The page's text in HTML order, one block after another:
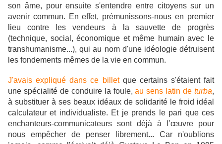
son âme, pour ensuite s'entendre entre citoyens sur un
avenir commun. En effet, prémunissons-nous en premier
lieu contre les vendeurs à la sauvette de progrès
(technique, social, économique et même humain avec le
transhumanisme...), qui au nom d'une idéologie détruisent
les fondements mêmes de la vie en commun.
J'avais expliqué dans ce billetque certains s'étaient fait
une spécialité de conduire la foule,au sens latin deturba,
à substituer à ses beaux idéaux de solidarité le froid idéal
calculateur et individualiste. Et je prends le pari que ces
enchanteurs-communicateurs sont déjà à l’œuvre pour
nous empêcher de penser librement... Car n'oublions